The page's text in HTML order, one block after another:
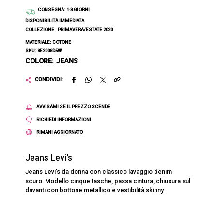
CONSEGNA: 1-3 GIORNI
DISPONIBILITÀ IMMEDIATA
COLLEZIONE: PRIMAVERA/ESTATE 2020
MATERIALE: COTONE
SKU: 8E2008D5W
COLORE: JEANS
CONDIVIDI:
AVVISAMI SE IL PREZZO SCENDE
RICHIEDI INFORMAZIONI
RIMANI AGGIORNATO
Jeans Levi's
Jeans Levi's da donna con classico lavaggio denim
scuro. Modello cinque tasche, passa cintura, chiusura sul
davanti con bottone metallico e vestibilità skinny.